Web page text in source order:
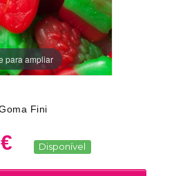
para ampliar
Fini
Disponível